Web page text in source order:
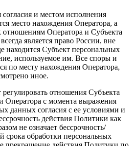
и местом исполнения
место нахождения Оператора, а
Оператора и Субъекта
является право России, вне
находится Субъект персональных
используемое им. Все споры и
по месту нахождения Оператора,
иное.
отношения Субъекта
Оператора с момента выражения
данных согласия с ее условиями и
действия Политики как
не означает бессрочность/
срока обработки персональных